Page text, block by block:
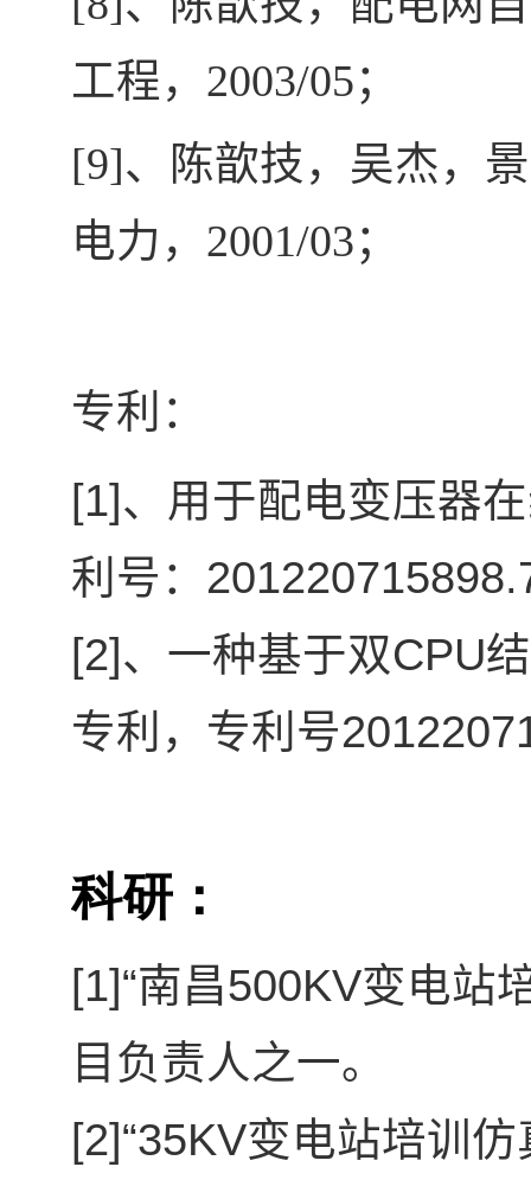
工程， 2003/05；
[9]、陈歆技，吴杰，
电力， 2001/03；
专利：
[1]、用于配电变压器
利号：
[2]、一种基于双CPU
专利，专利号
科研：
[1]“南昌500KV变电站
目负责人之一。
[2]“35KV变电站培训